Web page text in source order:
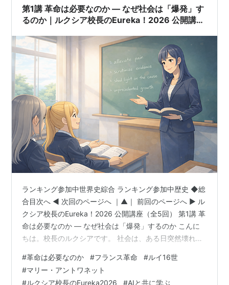
の中には12…
第1講 革命は必要なのか ― なぜ社会は「爆発」す
るのか｜ルクシア校長のEureka！2026 公開講座
ランキング参加中世界史綜合 ランキング参加中歴史 ◆総
合目次へ ◀ 次回のページへ ｜▲｜ 前回のページへ ▶ ル
クシア校長のEureka！2026 公開講座（全5回） 第1講 革
命は必要なのか ― なぜ社会は「爆発」するのか こんに
ちは。校長のルクシアです。 社会は、ある日突然壊れる
行します。 不満が蓄積し、制度が機能しなくなり、それ
でも調整が行われないとき、最後に起きるのが「革命」
#革命は必要なのか #フランス革命 #ルイ16世
#マリー・アントワネット
#ルクシア校長のEureka2026 #AIと共に学ぶ